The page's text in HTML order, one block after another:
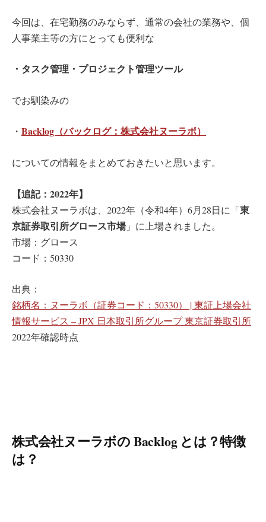
今回は、在宅勤務のみならず、通常の会社の業務や、個
人事業主等の方にとっても便利な
・タスク管理・プロジェクト管理ツール
でお馴染みの
・ Backlog（バックログ：株式会社ヌーラボ）
についての情報をまとめておきたいと思います。
【追記：2022年】
株式会社ヌーラボは、2022年（令和4年）6月28日に「東
京証券取引所グロース市場」に上場されました。
市場：グロース
コード：50330
出典：
銘柄名：ヌーラボ（証券コード：50330） | 東証上場会社
情報サービス – JPX 日本取引所グループ 東京証券取引所
2022年確認時点
株式会社ヌーラボの Backlog とは？特徴
は？